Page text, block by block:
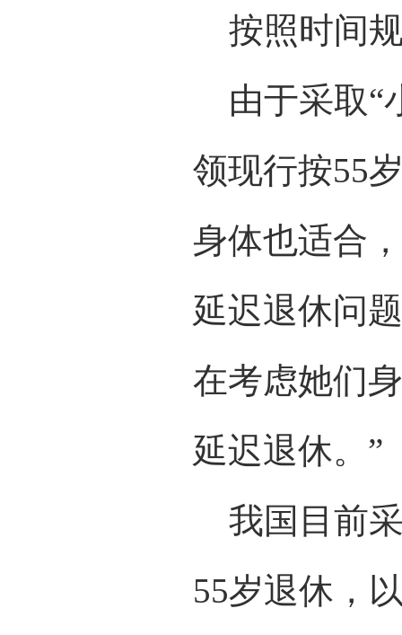
按照时间规
由于采取“
领现行按55
身体也适合
延迟退休问
在考虑她们
延迟退休。”
我国目前采
55岁退休，